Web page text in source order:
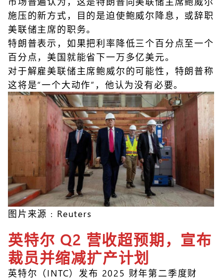
施压的新方式，目的是迫使鲍威尔降息，或辞职
美联储主席的职务。
特朗普表示，如果把利率降低三个百分点至一个
百分点，美国就能省下一万多亿美元。
对于解雇美联储主席鲍威尔的可能性，特朗普称
这将是“一个大动作”，他认为没有必要。
图片来源﹕Reuters
英特尔 Q2 营收超预期，宣布
裁员并缩减扩产计划
英特尔（INTC）发布 2025 财年第二季度财